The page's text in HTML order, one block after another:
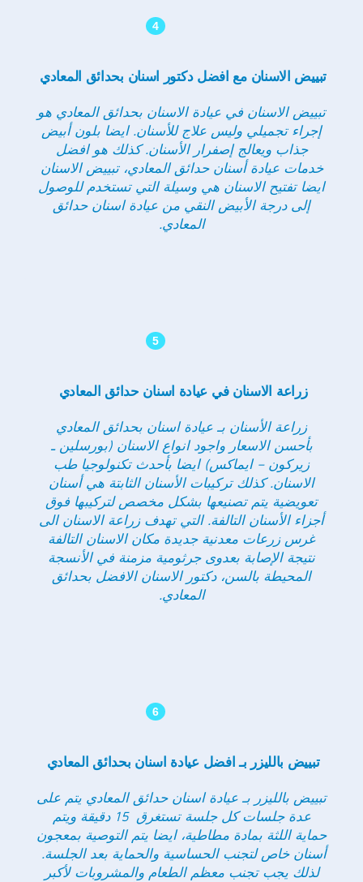
4
تبييض الاسنان مع افضل دكتور اسنان بحدائق المعادي
تبييض الاسنان في عيادة الاسنان بحدائق المعادي هو
إجراء تجميلي وليس علاج للأسنان. ايضا بلون أبيض
جذاب ويعالج إصفرار الأسنان. كذلك هو افضل
خدمات عيادة أسنان حدائق المعادي، تبييض الاسنان
ايضا تفتيح الاسنان هي وسيلة التي تستخدم للوصول
إلى درجة الأبيض النقي من عيادة اسنان حدائق
المعادي.
5
زراعة الاسنان في عيادة اسنان حدائق المعادي
زراعة الأسنان بـ عيادة اسنان بحدائق المعادي
بأحسن الاسعار واجود انواع الاسنان (بورسلين ـ
زيركون – ايماكس) ايضا بأحدث تكنولوجيا طب
الاسنان. كذلك تركيبات الأسنان الثابتة هي أسنان
تعويضية يتم تصنيعها بشكل مخصص لتركيبها فوق
أجزاء الأسنان التالفة. التي تهدف زراعة الاسنان الى
غرس زرعات معدنية جديدة مكان الاسنان التالفة
نتيجة الإصابة بعدوى جرثومية مزمنة في الأنسجة
المحيطة بالسن، دكتور الاسنان الافضل بحدائق
المعادي.
6
تبييض بالليزر بـ افضل عيادة اسنان بحدائق المعادي
تبييض بالليزر بـ عيادة اسنان حدائق المعادي يتم على
عدة جلسات كل جلسة تستغرق 15 دقيقة ويتم
حماية اللثة بمادة مطاطية، ايضا يتم التوصية بمعجون
أسنان خاص لتجنب الحساسية والحماية بعد الجلسة.
لذلك يجب تجنب معظم الطعام والمشروبات لأكبر